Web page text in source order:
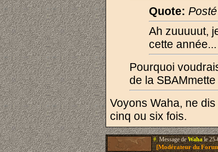
Quote:
Ah zuuuuut,
cette année...
Pourquoi
de la SBAMmette
Voyons Waha, ne
cinq ou six fois.
#.Message deWahale 25-
[Modérateur du